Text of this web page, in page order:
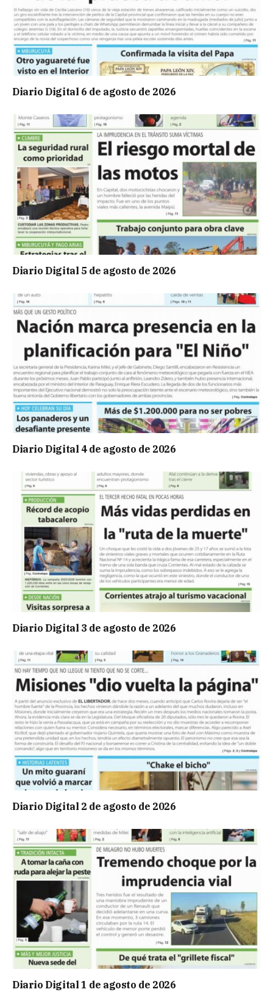
Diario Digital 6 de agosto de 2026
Diario Digital 5 de agosto de 2026
Diario Digital 4 de agosto de 2026
Diario Digital 3 de agosto de 2026
Diario Digital 2 de agosto de 2026
Diario Digital 1 de agosto de 2026